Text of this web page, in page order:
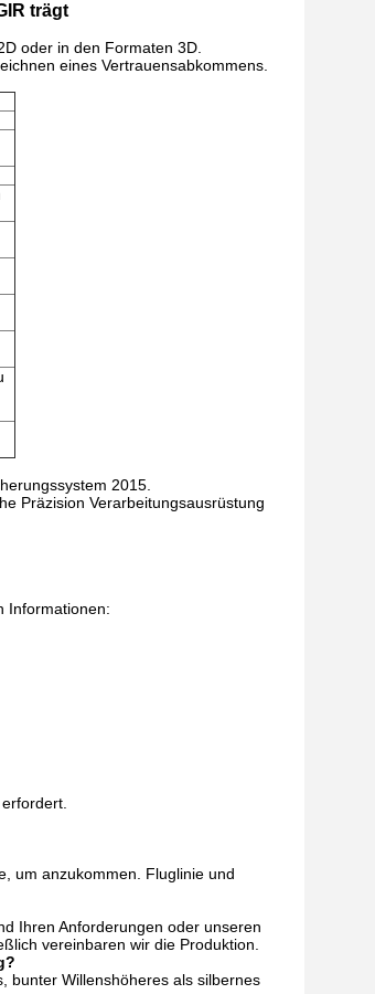
trägt
oder in den Formaten 3D.
eines Vertrauensabkommens.
2015.
Präzision Verarbeitungsausrüstung
Informationen:
um anzukommen. Fluglinie und
Ihren Anforderungen oder unseren
vereinbaren wir die Produktion.
bunter Willenshöheres als silbernes